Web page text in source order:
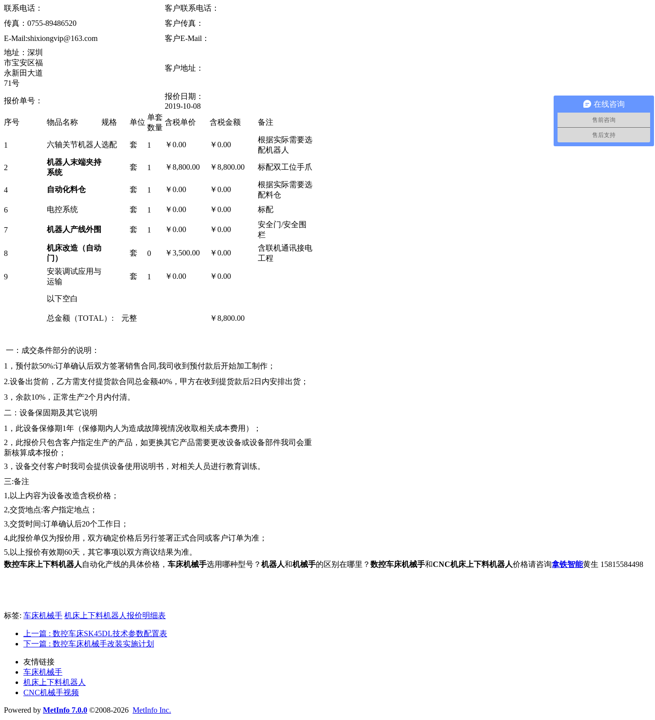
联系电话：
客户联系电话：
传真：0755-89486520
客户传真：
E-Mail:shixiongvip@163.com
客户E-Mail：
地址：深圳
市宝安区福
永新田大道
71号
客户地址：
报价单号：
报价日期：
2019-10-08
序号
物品名称 规格 单位
单套
数量
含税单价 含税金额 备注
1 六轴关节机器人 选配 套 1 ￥0.00 ￥0.00
根据实际需要选
配机器人
2
机器人末端夹持
系统
套 1 ￥8,800.00 ￥8,800.00 标配双工位手爪
4 自动化料仓 套 1 ￥0.00 ￥0.00
根据实际需要选
配料仓
6
电控系统 套 1 ￥0.00 ￥0.00 标配
7 机器人产线外围 套 1 ￥0.00 ￥0.00
安全门/安全围
栏
8
机床改造（自动
门）
套 0 ￥3,500.00 ￥0.00
含联机通讯接电
工程
9
安装调试应用与
运输
套 1 ￥0.00 ￥0.00
以下空白
总金额（TOTAL）: 元整 ￥8,800.00
一：成交条件部分的说明：
1，预付款50%:订单确认后双方签署销售合同,我司收到预付款后开始加工制作；
2.设备出货前，乙方需支付提货款合同总金额40%，甲方在收到提货款后2日内安排出货；
3，余款10%，正常生产2个月内付清。
二：设备保固期及其它说明
1，此设备保修期1年（保修期内人为造成故障视情况收取相关成本费用）；
2，此报价只包含客户指定生产的产品，如更换其它产品需要更改设备或设备部件我司会重
新核算成本报价；
3，设备交付客户时我司会提供设备使用说明书，对相关人员进行教育训练。
三:备注
1,以上内容为设备改造含税价格；
2,交货地点:客户指定地点；
3,交货时间:订单确认后20个工作日；
4,此报价单仅为报价用，双方确定价格后另行签署正式合同或客户订单为准；
5,以上报价有效期60天，其它事项以双方商议结果为准。
数控车床上下料机器人 自动化产线的具体价格， 车床机械手选用哪种型号？ 机器人和机械手的区别在哪里？ 数控车床机械手和CNC机床上下料机器人价格请咨询拿铁智能黄生 15815584498
标签: 车床机械手 机床上下料机器人报价明细表
上一篇 : 数控车床SK45DL技术参数配置表
下一篇 : 数控车床机械手改装实施计划
友情链接
车床机械手
机床上下料机器人
CNC机械手视频
Powered by MetInfo 7.0.0 ©2008-2026 MetInfo Inc.
在线咨询
售前咨询
售后支持